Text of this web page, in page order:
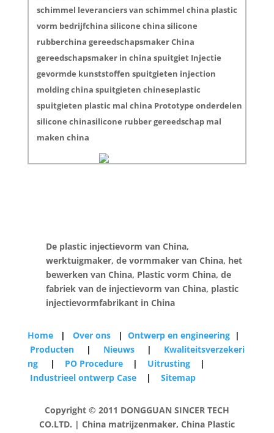
schimmel leveranciers van schimmel china plastic
vorm bedrijfchina silicone china silicone
rubberchina gereedschapsmaker China
gereedschapsmaker in china spuitgiet Injectie
gevormde kunststoffen spuitgieten injection
molding china spuitgieten chineseplastic
spuitgieten plastic mal china Prototype onderdelen
silicone chinasilicone rubber gereedschap mal
maken china
De plastic injectievorm van China,
werktuigmaker, de vormmaker van China, het
bewerken van China, Plastic vorm China, de
fabriek van de injectievorm van China, plastic
injectievormfabrikant in China
Home | Over ons | Ontwerp en engineering|
Producten
| Nieuws| Kwaliteitsverzekeri
ng
| PO Procedure| Uitrusting
|
Industrieel ontwerp Case
| Sitemap
Copyright © 2011 DONGGUAN SINCER TECH
CO.LTD. | China matrijzenmaker, China Plastic